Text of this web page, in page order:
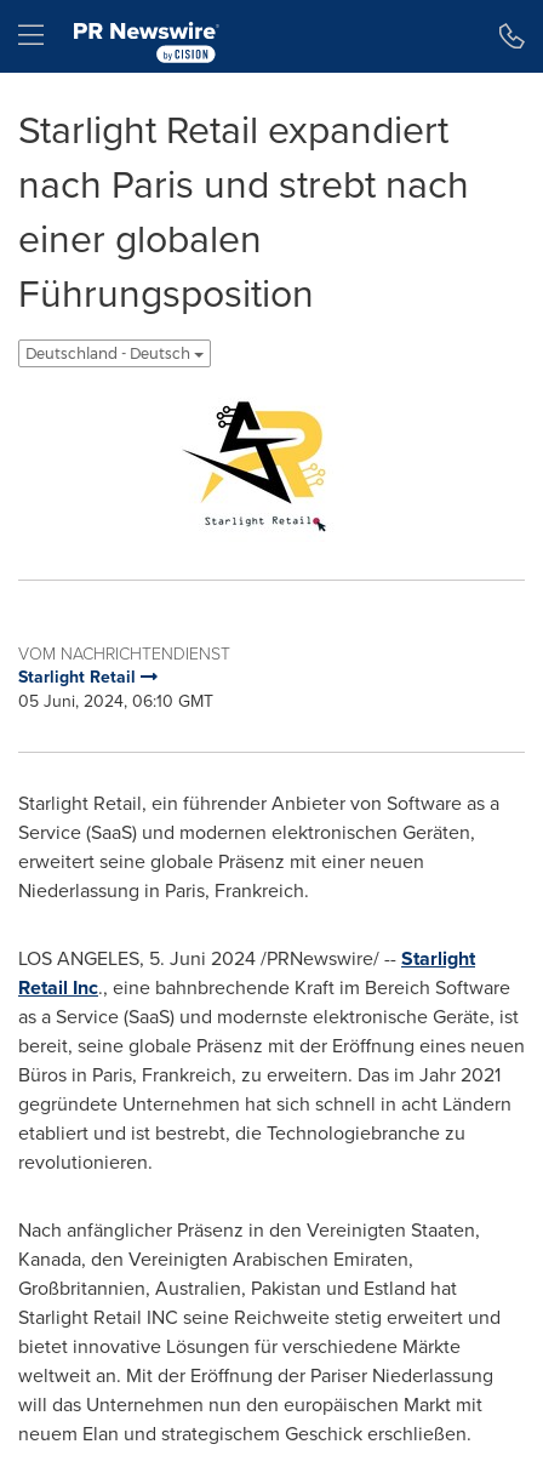
Hamburger menu
Starlight Retail expandiert
nach Paris und strebt nach
einer globalen
Führungsposition
Deutschland - Deutsch
VOM NACHRICHTENDIENST
Starlight Retail
05 Juni, 2024, 06:10 GMT
Starlight Retail, ein führender Anbieter von Software as a
Service (SaaS) und modernen elektronischen Geräten,
erweitert seine globale Präsenz mit einer neuen
Niederlassung in Paris, Frankreich.
LOS ANGELES, 5. Juni 2024/PRNewswire/ --Starlight
Retail Inc., eine bahnbrechende Kraft im Bereich Software
as a Service (SaaS) und modernste elektronische Geräte, ist
bereit, seine globale Präsenz mit der Eröffnung eines neuen
Büros in Paris, Frankreich, zu erweitern. Das im Jahr 2021
gegründete Unternehmen hat sich schnell in acht Ländern
etabliert und ist bestrebt, die Technologiebranche zu
revolutionieren.
Nach anfänglicher Präsenz in den Vereinigten Staaten,
Kanada, den Vereinigten Arabischen Emiraten,
Großbritannien, Australien, Pakistan und Estland hat
Starlight Retail INC seine Reichweite stetig erweitert und
bietet innovative Lösungen für verschiedene Märkte
weltweit an. Mit der Eröffnung der Pariser Niederlassung
will das Unternehmen nun den europäischen Markt mit
neuem Elan und strategischem Geschick erschließen.